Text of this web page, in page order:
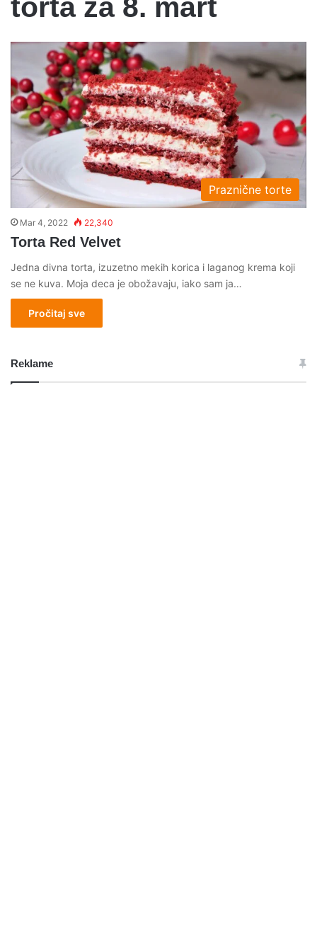
torta za 8. mart
Praznične torte
Mar 4, 2022 22,340
Torta Red Velvet
Jedna divna torta, izuzetno mekih korica i laganog krema koji
se ne kuva. Moja deca je obožavaju, iako sam ja…
Pročitaj sve
Reklame